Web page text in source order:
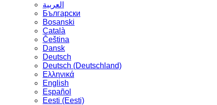
العربية
Български
Bosanski
Сatalà
Čeština
Dansk
Deutsch
Deutsch (Deutschland)
Ελληνικά
English
Español
Eesti (Eesti)